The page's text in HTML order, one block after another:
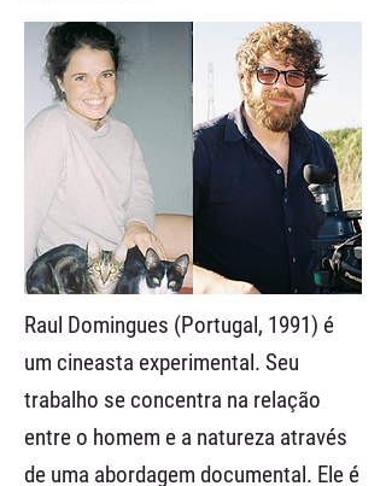
Raul Domingues (Portugal, 1991) é
um cineasta experimental. Seu
trabalho se concentra na relação
entre o homem e a natureza através
de uma abordagem documental. Ele é